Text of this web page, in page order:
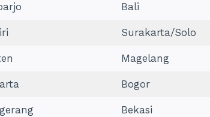
Bali
Surakarta/Solo
Magelang
Bogor
Bekasi